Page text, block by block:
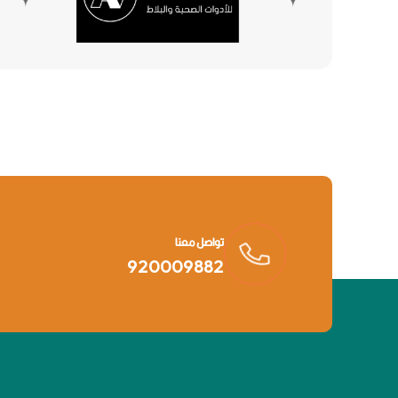
تواصل معنا
920009882